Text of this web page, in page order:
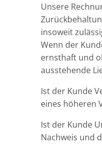
Unsere
insoweit
Wenn der
ernsthaft und
ausstehende
Ist der Kunde
eines höheren
Ist der Kunde
Nachweis und